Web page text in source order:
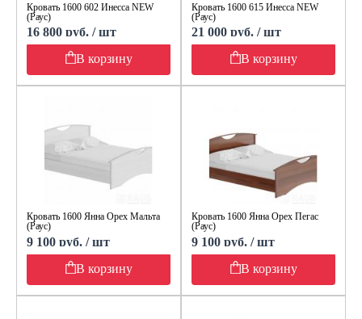
Кровать 1600 602 Инесса NEW
(Раус)
16 800 руб. / шт
В корзину
Кровать 1600 615 Инесса NEW
(Раус)
21 000 руб. / шт
В корзину
Кровать 1600 Янна Орех Мальта
(Раус)
9 100 руб. / шт
В корзину
Кровать 1600 Янна Орех Пегас
(Раус)
9 100 руб. / шт
В корзину